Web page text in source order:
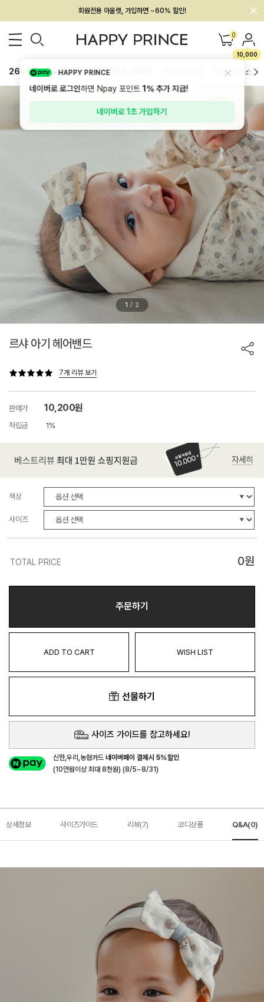
회원전용 아울렛, 가입하면 ~60% 할인!
멤버십 최대 28,000원 혜택 0
10,000
26SS 신상 BEST BABY[6~12M] 하의/레깅스
1 / 2
르샤 아기 헤어밴드
7개 리뷰 보기
판매가 10,200원
적립금 1%
색상
사이즈
TOTAL PRICE 0원
주문하기
ADD TO CART WISH LIST
선물하기
사이즈 가이드를 참고하세요!
신한,우리,농협카드네이버페이 결제시 5%할인
(10만원이상 최대 8천원) (8/5~8/31)
상세정보 사이즈가이드 리뷰(7) 코디상품 Q&A(0)
HAPPY PRINCE
네이버로 로그인하면 Npay 포인트1%추가 지급!
네이버로 1초 가입하기